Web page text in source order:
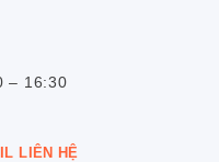
– 16:30
LIÊN HỆ